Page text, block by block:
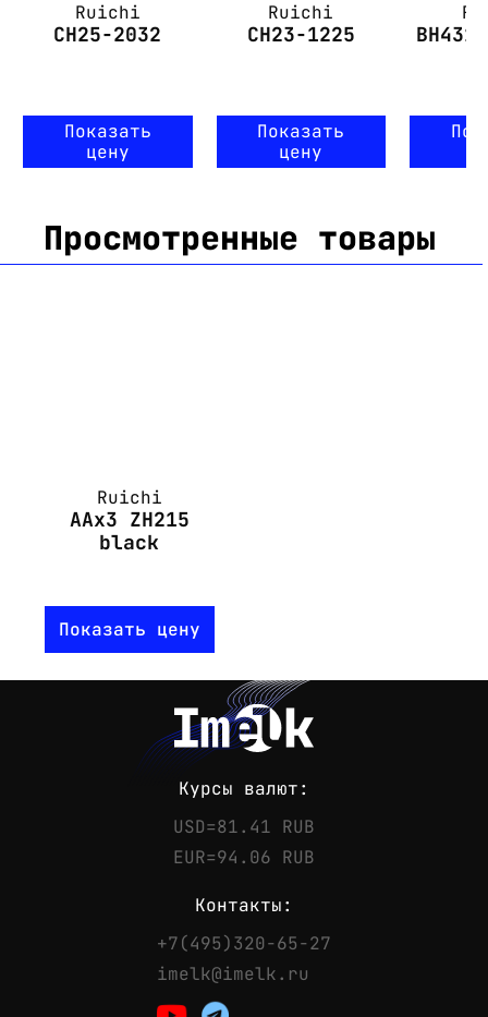
Контакты
Ruichi
CH25-2032
Показать
цену
Ruichi
CH23-1225
Показать
цену
Просмотренные товары
Ruichi
AAx3 ZH215
black
Показать цену
Курсы валют:
USD=81.41 RUB
EUR=94.06 RUB
Контакты:
+7(495)320-65-27
imelk@imelk.ru